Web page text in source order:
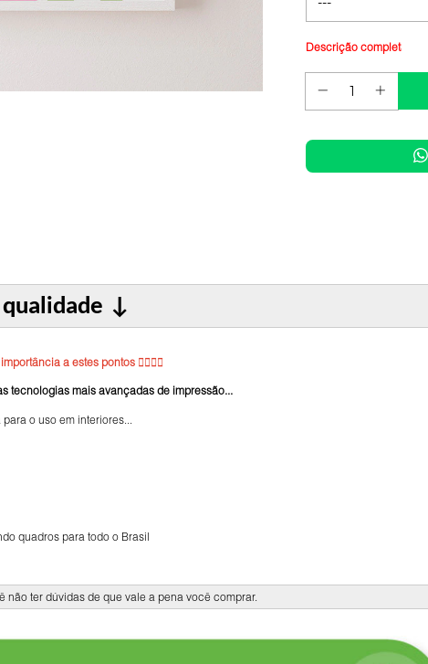
↓
a estes pontos 👇🏼👇🏼
tecnologias mais avançadas de impressão...
o uso em interiores...
quadros para todo o Brasil
não ter dúvidas de que vale a pena você comprar.